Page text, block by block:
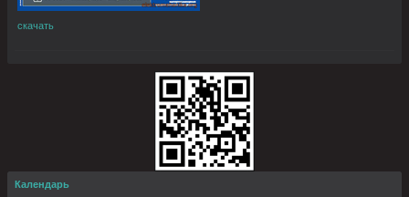
скачать
Календарь